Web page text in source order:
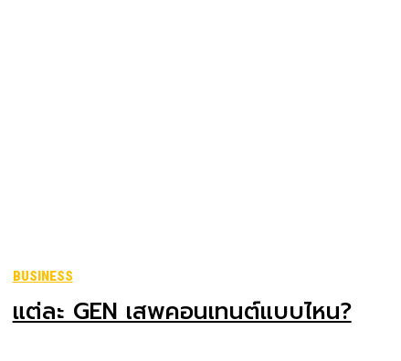
BUSINESS
แต่ละ GEN เสพคอนเทนต์แบบไหน?